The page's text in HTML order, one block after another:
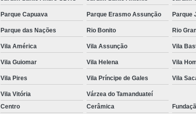
Janela de Quarto
Janela de Vidro
Janela de Vidro
Janela para Sala
Janela de Correr de
Parque Capuava Parque Erasmo Assunção Parque
Parque das Nações Rio Bonito Rio
Vila América Vila Assunção Vila
Vila Guiomar Vila Helena Vila
Vila Pires Vila Príncipe de Gales Vila
Vila Vitória
Várzea do Tamanduateí
Centro Cerâmica